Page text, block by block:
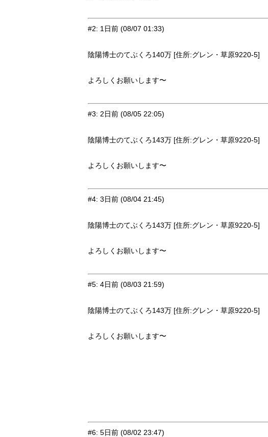
#2: 1日前 (08/07 01:33)
陰陽博士のてぶくろ140万 [住所:グレン・草原9220-5]
よろしくお願いします〜
#3: 2日前 (08/05 22:05)
陰陽博士のてぶくろ143万 [住所:グレン・草原9220-5]
よろしくお願いします〜
#4: 3日前 (08/04 21:45)
陰陽博士のてぶくろ143万 [住所:グレン・草原9220-5]
よろしくお願いします〜
#5: 4日前 (08/03 21:59)
陰陽博士のてぶくろ143万 [住所:グレン・草原9220-5]
よろしくお願いします〜
#6: 5日前 (08/02 23:47)